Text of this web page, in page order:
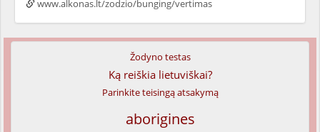
www.alkonas.lt/zodzio/bunging/vertimas
Žodyno testas
Ką reiškia lietuviškai?
Parinkite teisingą atsakymą
aborigines